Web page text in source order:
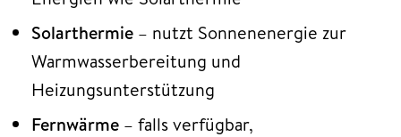
Solarthermie – nutzt Sonnenenergie zur
Warmwasserbereitung und
Heizungsunterstützung
Fernwärme – falls verfügbar,